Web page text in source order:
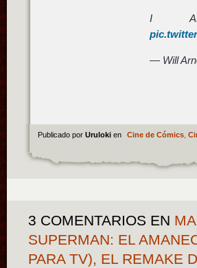
I
— Will
Publicado por Uruloki en Cine de Cómics,
3 COMENTARIOS EN
SUPERMAN: EL
PARA TV), EL REMAKE